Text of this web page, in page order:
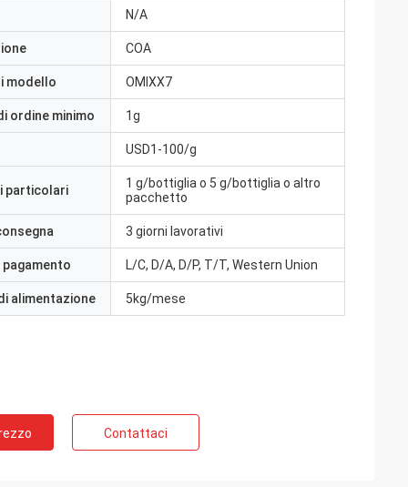
N/A
COA
modello OMIXX7
ordine minimo 1g
USD1-100/g
particolari
1 g/bottiglia o 5 g/bottiglia o altro
pacchetto
3 giorni lavorativi
pagamento L/C, D/A, D/P, T/T, Western Union
alimentazione 5kg/mese
Contattaci